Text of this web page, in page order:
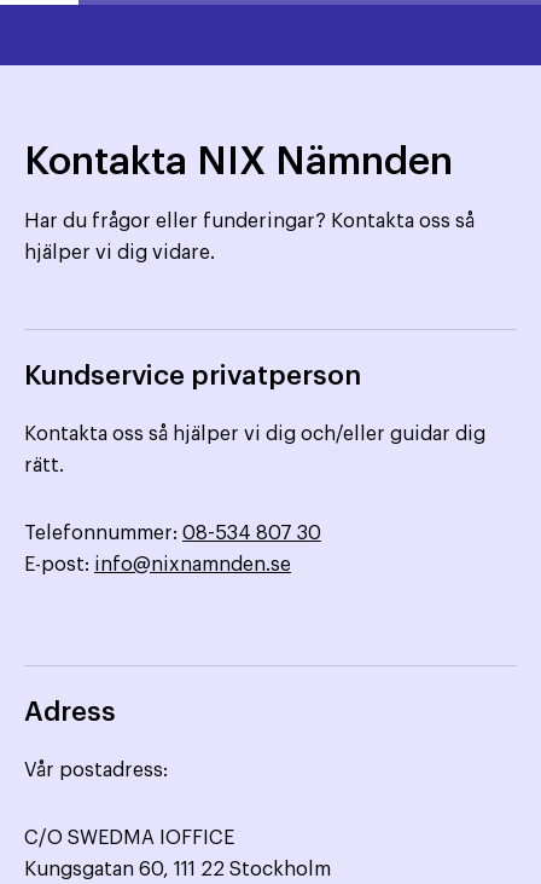
Kontakta NIX Nämnden
Har du frågor eller funderingar? Kontakta oss så
hjälper vi dig vidare.
Kundservice privatperson
Kontakta oss så hjälper vi dig och/eller guidar dig
rätt.
Telefonnummer: 08-534 807 30
E-post: info@nixnamnden.se
Adress
Vår postadress:
C/O SWEDMA IOFFICE
Kungsgatan 60, 111 22 Stockholm